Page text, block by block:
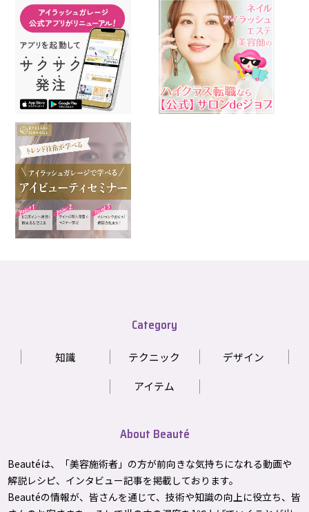
Category
知識 テクニック デザイン
アイテム
About Beauté
Beautéは、「美容施術者」の方が前向きな気持ちになれる動画や
解説レシピ、インタビュー記事を掲載しております。
Beautéの情報が、皆さんを通じて、技術や知識の向上に役立ち、皆